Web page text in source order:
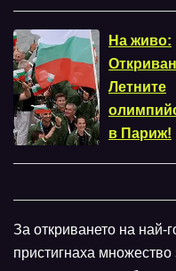
На живо:
Летните
в Париж!
За откриването на
пристигнаха множество